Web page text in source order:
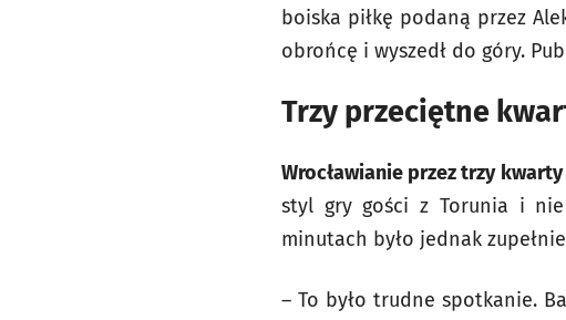
boiska piłkę podaną przez
obrońcę i wyszedł do góry.
Trzy przeciętne
Wrocławianie przez trzy
styl gry gości z Torunia i
minutach było jednak
– To było trudne spotkanie.